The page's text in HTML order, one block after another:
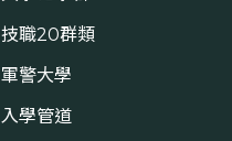
技職20群類
軍警大學
入學管道